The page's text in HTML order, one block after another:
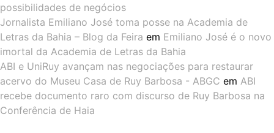
possibilidades de negócios
Jornalista Emiliano José toma posse na Academia de
Letras da Bahia – Blog da Feira em Emiliano José é o novo
imortal da Academia de Letras da Bahia
ABI e UniRuy avançam nas negociações para restaurar
acervo do Museu Casa de Ruy Barbosa - ABGC em ABI
recebe documento raro com discurso de Ruy Barbosa na
Conferência de Haia